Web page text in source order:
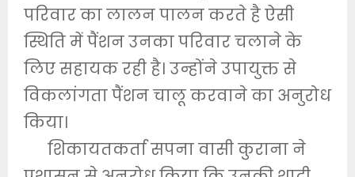
परिवार का लालन पालन करते है ऐसी
स्थिति में पैंशन उनका परिवार चलाने के
लिए सहायक रही है। उन्होंने उपायुक्त से
विकलांगता पैंशन चालू करवाने का अनुरोध
किया।
शिकायतकर्ता सपना वासी कुराना ने